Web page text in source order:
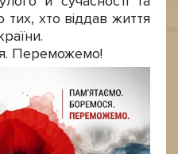
тих, хто віддав життя
Переможемо!